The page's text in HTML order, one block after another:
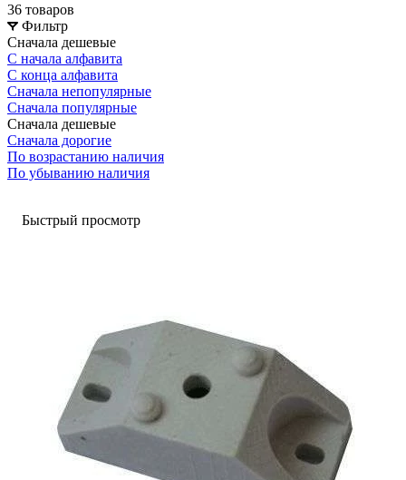
36 товаров
Фильтр
Сначала дешевые
С начала алфавита
С конца алфавита
Сначала непопулярные
Сначала популярные
Сначала дешевые
Сначала дорогие
По возрастанию наличия
По убыванию наличия
Быстрый просмотр